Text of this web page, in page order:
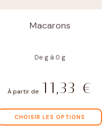
Macarons
De g à 0 g
À partir de 11,33 €
CHOISIR LES OPTIONS